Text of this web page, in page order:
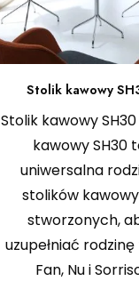
Stolik kawowy
Stolik kawowy
kawowy SH30
uniwersalna
stolików
stworzonych,
uzupełniać
Fan, Nu i